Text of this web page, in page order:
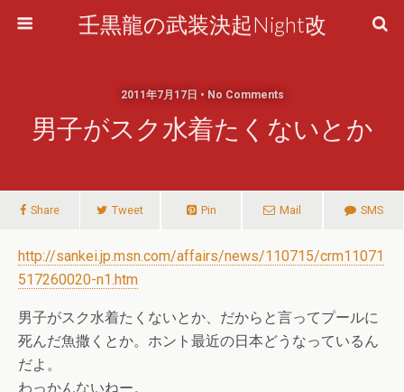
壬黒龍の武装決起Night改
2011年7月17日 • No Comments
男子がスク水着たくないとか
Share Tweet Pin Mail SMS
http://sankei.jp.msn.com/affairs/news/110715/crm11071
517260020-n1.htm
男子がスク水着たくないとか、だからと言ってプールに
死んだ魚撒くとか。ホント最近の日本どうなっているん
だよ。
わっかんないねー。